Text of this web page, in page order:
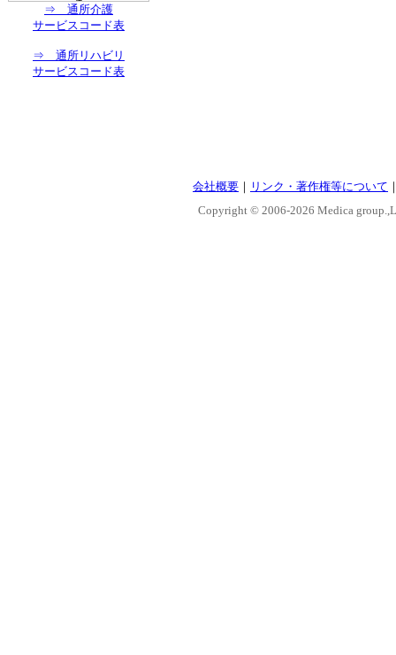
⇒ 通所介護
サービスコード表
⇒ 通所リハビリ
サービスコード表
会社概要 ｜ リンク・著作権等について
Copyright © 2006-2026 Medica